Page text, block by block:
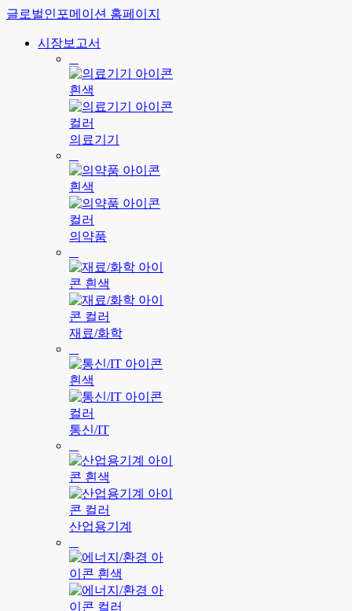
글로벌인포메이션 홈페이지
시장보고서
의료기기
의약품
재료/화학
통신/IT
산업용기계